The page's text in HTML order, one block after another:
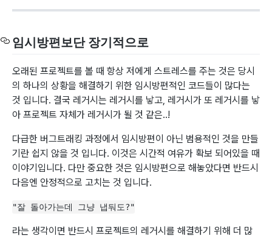
임시방편보단 장기적으로
오래된 프로젝트를 볼 때 항상 저에게 스트레스를 주는 것은 당시
의 하나의 상황을 해결하기 위한 임시방편적인 코드들이 많다는
것 입니다. 결국 레거시는 레거시를 낳고, 레거시가 또 레거시를 낳
아 프로젝트 자체가 레거시가 될 것 같은..!
다급한 버그트래킹 과정에서 임시방편이 아닌 범용적인 것을 만들
기란 쉽지 않을 것 입니다. 이것은 시간적 여유가 확보 되어있을 때
이야기입니다. 다만 중요한 것은 임시방편으로 해놓았다면 반드시
다음엔 안정적으로 고치는 것 입니다.
"잘 돌아가는데 그냥 냅둬도?"
라는 생각이면 반드시 프로젝트의 레거시를 해결하기 위해 더 많